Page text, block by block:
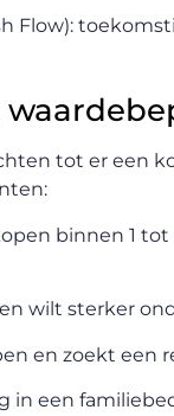
Flow):
tot er een
binnen 1
wilt sterker
en zoekt een
in een